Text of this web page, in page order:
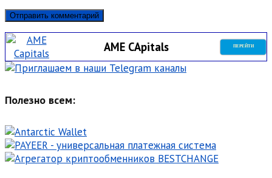
AME CApitals ПЕРЕЙТИ
Полезно всем: